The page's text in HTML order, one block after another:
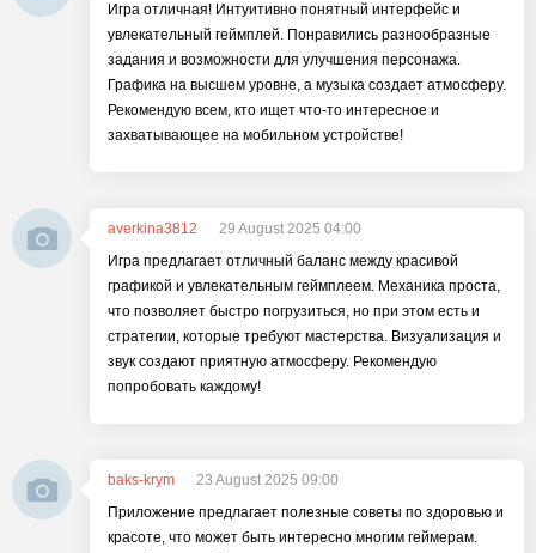
Игра отличная! Интуитивно понятный интерфейс и
увлекательный геймплей. Понравились разнообразные
задания и возможности для улучшения персонажа.
Графика на высшем уровне, а музыка создает атмосферу.
Рекомендую всем, кто ищет что-то интересное и
захватывающее на мобильном устройстве!
averkina3812
29 August 2025 04:00
Игра предлагает отличный баланс между красивой
графикой и увлекательным геймплеем. Механика проста,
что позволяет быстро погрузиться, но при этом есть и
стратегии, которые требуют мастерства. Визуализация и
звук создают приятную атмосферу. Рекомендую
попробовать каждому!
baks-krym
23 August 2025 09:00
Приложение предлагает полезные советы по здоровью и
красоте, что может быть интересно многим геймерам.